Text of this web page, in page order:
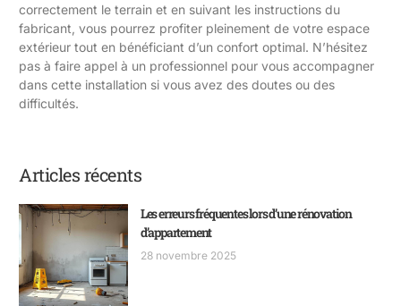
correctement le terrain et en suivant les instructions du
fabricant, vous pourrez profiter pleinement de votre espace
extérieur tout en bénéficiant d’un confort optimal. N’hésitez
pas à faire appel à un professionnel pour vous accompagner
dans cette installation si vous avez des doutes ou des
difficultés.
Articles récents
Les erreurs fréquentes lors d’une rénovation
d’appartement
28 novembre 2025